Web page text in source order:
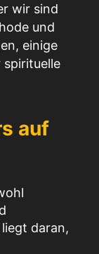
wir sind
und
einige
spirituelle
auf
daran,